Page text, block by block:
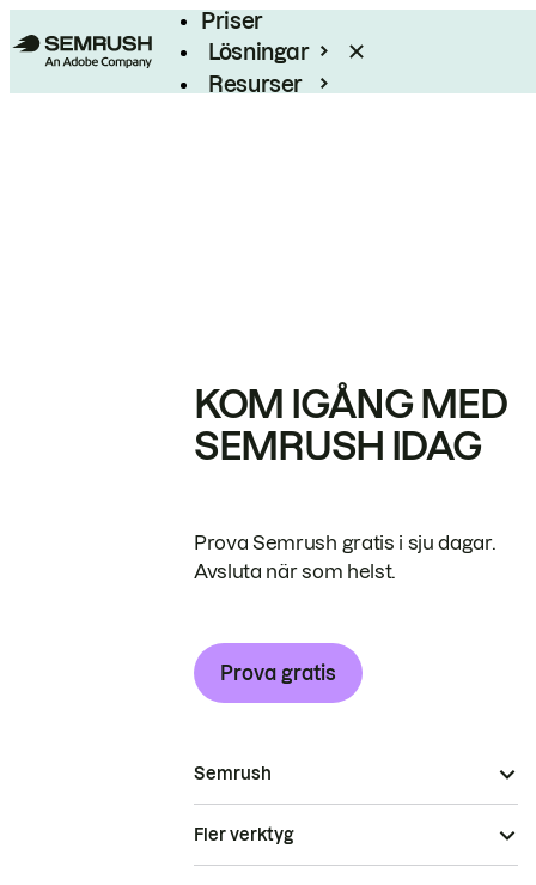
Priser
Lösningar
Resurser
KOM IGÅNG MED
SEMRUSH IDAG
Prova Semrush gratis i sju dagar.
Avsluta när som helst.
Prova gratis
Semrush
Fler verktyg